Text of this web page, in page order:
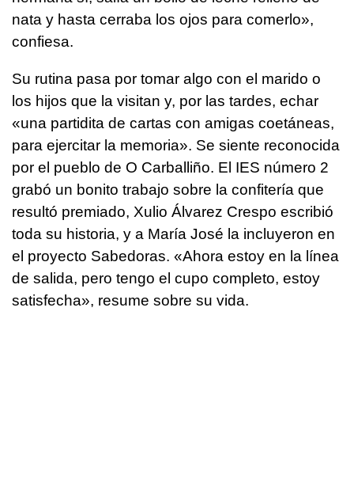
nata y hasta cerraba los ojos para comerlo»,
confiesa.
Su rutina pasa por tomar algo con el marido o
los hijos que la visitan y, por las tardes, echar
«una partidita de cartas con amigas coetáneas,
para ejercitar la memoria». Se siente reconocida
por el pueblo de O Carballiño. El IES número 2
grabó un bonito trabajo sobre la confitería que
resultó premiado, Xulio Álvarez Crespo escribió
toda su historia, y a María José la incluyeron en
el proyecto Sabedoras. «Ahora estoy en la línea
de salida, pero tengo el cupo completo, estoy
satisfecha», resume sobre su vida.